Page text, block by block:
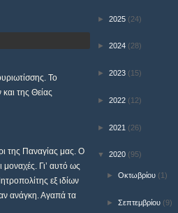
Το
της Θείας
της Παναγίας μας. Ο
μοναχές. Γι’ αυτό ως
εξ ιδίων
ανάγκη. Αγαπά τα
► 2025 (24)
► 2024 (28)
► 2023 (15)
► 2022 (12)
► 2021 (26)
▼ 2020 (95)
►Οκτωβρίου (1)
►Σεπτεμβρίου (9)